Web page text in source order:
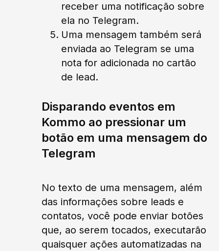
receber uma notificação sobre
ela no Telegram.
Uma mensagem também será
enviada ao Telegram se uma
nota for adicionada no cartão
de lead.
Disparando eventos em
Kommo ao pressionar um
botão em uma mensagem do
Telegram
No texto de uma mensagem, além
das informações sobre leads e
contatos, você pode enviar botões
que, ao serem tocados, executarão
quaisquer ações automatizadas na